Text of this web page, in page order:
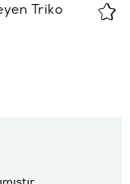
Triko